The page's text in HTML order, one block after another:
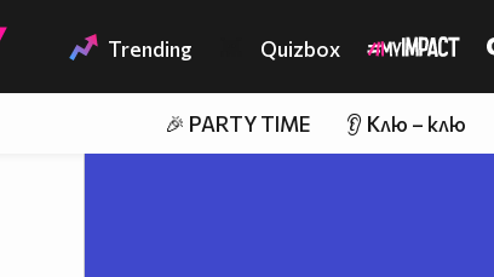
Trending Quizbox
🎉 PARTY TIME 👂 Клю – клю